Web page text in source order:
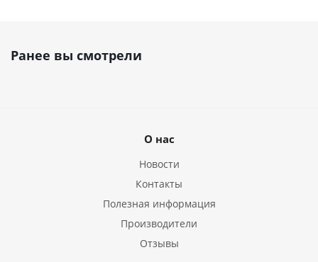
Ранее вы смотрели
О нас
Новости
Контакты
Полезная информация
Производители
Отзывы